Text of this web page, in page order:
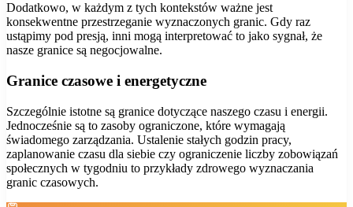
Dodatkowo, w każdym z tych kontekstów ważne jest
konsekwentne przestrzeganie wyznaczonych granic. Gdy raz
ustąpimy pod presją, inni mogą interpretować to jako sygnał, że
nasze granice są negocjowalne.
Granice czasowe i energetyczne
Szczególnie istotne są granice dotyczące naszego czasu i energii.
Jednocześnie są to zasoby ograniczone, które wymagają
świadomego zarządzania. Ustalenie stałych godzin pracy,
zaplanowanie czasu dla siebie czy ograniczenie liczby zobowiązań
społecznych w tygodniu to przykłady zdrowego wyznaczania
granic czasowych.